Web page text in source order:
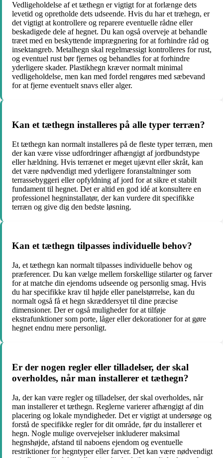
Vedligeholdelse af et tæthegn er vigtigt for at forlænge dets
levetid og opretholde dets udseende. Hvis du har et træhegn, er
det vigtigt at kontrollere og reparere eventuelle rådne eller
beskadigede dele af hegnet. Du kan også overveje at behandle
træet med en beskyttende imprægnering for at forhindre råd og
insektangreb. Metalhegn skal regelmæssigt kontrolleres for rust,
og eventuel rust bør fjernes og behandles for at forhindre
yderligere skader. Plastikhegn kræver normalt minimal
vedligeholdelse, men kan med fordel rengøres med sæbevand
for at fjerne eventuelt snavs eller alger.
Kan et tæthegn installeres på alle typer terræn?
Et tæthegn kan normalt installeres på de fleste typer terræn, men
der kan være visse udfordringer afhængigt af jordbundstype
eller hældning. Hvis terrænet er meget ujævnt eller skråt, kan
det være nødvendigt med yderligere foranstaltninger som
terrassebyggeri eller opfyldning af jord for at sikre et stabilt
fundament til hegnet. Det er altid en god idé at konsultere en
professionel hegninstallatør, der kan vurdere dit specifikke
terræn og give dig den bedste løsning.
Kan et tæthegn tilpasses individuelle behov?
Ja, et tæthegn kan normalt tilpasses individuelle behov og
præferencer. Du kan vælge mellem forskellige stilarter og farver
for at matche din ejendoms udseende og personlig smag. Hvis
du har specifikke krav til højde eller panelstørrelse, kan du
normalt også få et hegn skræddersyet til dine præcise
dimensioner. Der er også muligheder for at tilføje
ekstrafunktioner som porte, låger eller dekorationer for at gøre
hegnet endnu mere personligt.
Er der nogen regler eller tilladelser, der skal
overholdes, når man installerer et tæthegn?
Ja, der kan være regler og tilladelser, der skal overholdes, når
man installerer et tæthegn. Reglerne varierer afhængigt af din
placering og lokale myndigheder. Det er vigtigt at undersøge og
forstå de specifikke regler for dit område, før du installerer et
hegn. Nogle mulige overvejelser inkluderer maksimal
hegnshøjde, afstand til naboens ejendom og eventuelle
restriktioner for hegntyper eller farver. Det kan være nødvendigt